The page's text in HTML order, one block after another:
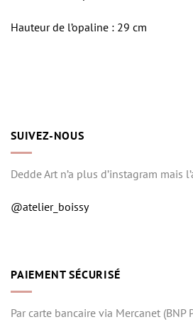
Hauteur de l’opaline : 29 cm
SUIVEZ-NOUS
Dedde Art n’a plus d’instagram mais
@atelier_boissy
PAIEMENT SÉCURISÉ
Par carte bancaire via Mercanet (BNP